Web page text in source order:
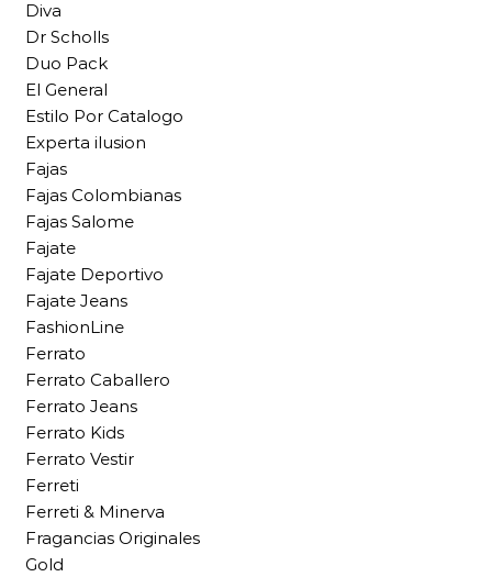
Diva
Dr Scholls
Duo Pack
El General
Estilo Por Catalogo
Experta ilusion
Fajas
Fajas Colombianas
Fajas Salome
Fajate
Fajate Deportivo
Fajate Jeans
FashionLine
Ferrato
Ferrato Caballero
Ferrato Jeans
Ferrato Kids
Ferrato Vestir
Ferreti
Ferreti & Minerva
Fragancias Originales
Gold